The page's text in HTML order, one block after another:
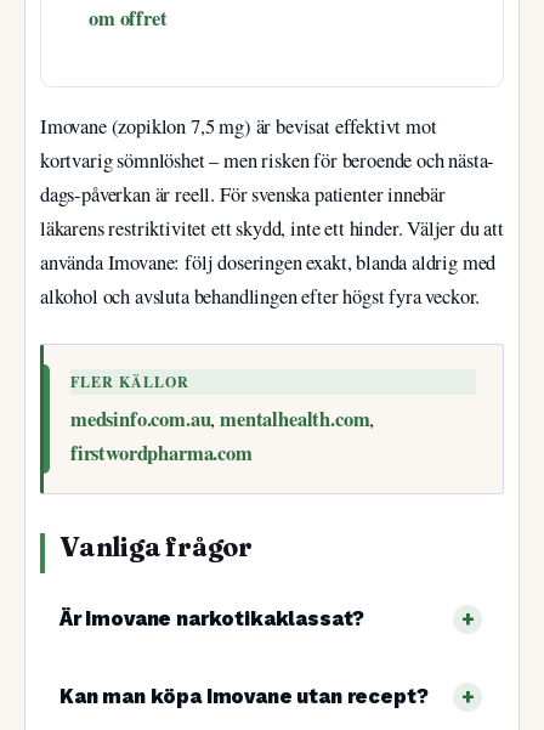
om offret
Imovane (zopiklon 7,5 mg) är bevisat effektivt mot
kortvarig sömnlöshet – men risken för beroende och nästa-
dags-påverkan är reell. För svenska patienter innebär
läkarens restriktivitet ett skydd, inte ett hinder. Väljer du att
använda Imovane: följ doseringen exakt, blanda aldrig med
alkohol och avsluta behandlingen efter högst fyra veckor.
FLER KÄLLOR
medsinfo.com.au,mentalhealth.com,
firstwordpharma.com
Vanliga frågor
Är Imovane narkotikaklassat?
Kan man köpa Imovane utan recept?